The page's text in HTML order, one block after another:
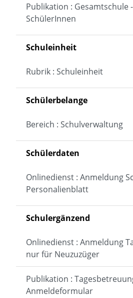
Publikation : Gesamtschule
SchülerInnen
Schuleinheit
Rubrik : Schuleinheit
Schülerbelange
Bereich : Schulverwaltung
Schülerdaten
Onlinedienst : Anmeldung
Personalienblatt
Schulergänzend
Onlinedienst : Anmeldung
nur für Neuzuzüger
Publikation :
Anmeldeformular